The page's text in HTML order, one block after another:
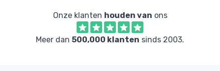
Onze klanten houden van ons
Meer dan 500,000 klanten sinds 2003.